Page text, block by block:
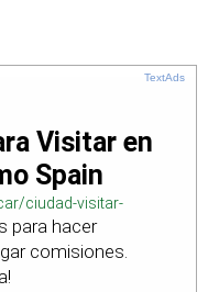
TextAds
Visitar en
Spain
ciudad-visitar-
para hacer
comisiones.